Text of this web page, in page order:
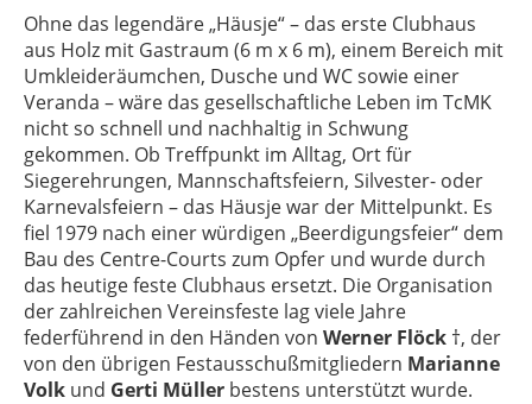
Ohne das legendäre „Häusje“ – das erste Clubhaus
aus Holz mit Gastraum (6 m x 6 m), einem Bereich mit
Umkleideräumchen, Dusche und WC sowie einer
Veranda – wäre das gesellschaftliche Leben im TcMK
nicht so schnell und nachhaltig in Schwung
gekommen. Ob Treffpunkt im Alltag, Ort für
Siegerehrungen, Mannschaftsfeiern, Silvester- oder
Karnevalsfeiern – das Häusje war der Mittelpunkt. Es
fiel 1979 nach einer würdigen „Beerdigungsfeier“ dem
Bau des Centre-Courts zum Opfer und wurde durch
das heutige feste Clubhaus ersetzt. Die Organisation
der zahlreichen Vereinsfeste lag viele Jahre
federführend in den Händen von Werner Flöck †, der
von den übrigen Festausschußmitgliedern Marianne
Volk und Gerti Müller bestens unterstützt wurde.